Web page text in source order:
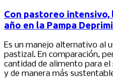
Con pastoreo
año en la Pampa
Es un manejo alternativo al
pastizal. En comparación,
cantidad de alimento para
y de manera más